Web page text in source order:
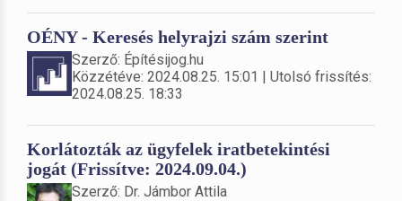
OÉNY - Keresés helyrajzi szám szerint
Szerző: Építésijog.hu
Közzétéve: 2024.08.25. 15:01 | Utolsó frissítés:
2024.08.25. 18:33
Korlátozták az ügyfelek iratbetekintési
jogát (Frissítve: 2024.09.04.)
Szerző: Dr. Jámbor Attila